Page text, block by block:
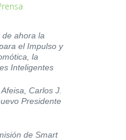
ahora la
el Impulso y
la
Inteligentes
Carlos J.
Presidente
de Smart